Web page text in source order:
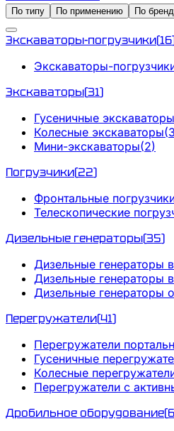
По типу По применению По
Экскаваторы-погрузчики(16
Экскаваторы-
Экскаваторы(31)
Гусеничные экскаваторы
Колесные экскаваторы(3
Мини-экскаваторы(2)
Погрузчики(22)
Фронтальные
Телескопические
Дизельные генераторы(35)
Дизельные генераторы
Дизельные генераторы
Дизельные генераторы
Перегружатели(41)
Перегружатели
Гусеничные
Колесные
Перегружатели с
Дробильное оборудование(